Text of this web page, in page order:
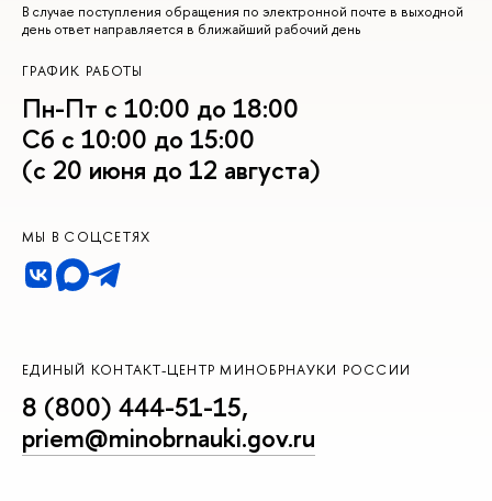
В случае поступления обращения по электронной почте в выходной
день ответ направляется в ближайший рабочий день
ГРАФИК РАБОТЫ
Пн-Пт с 10:00 до 18:00
Сб с 10:00 до 15:00
(с 20 июня до 12 августа)
МЫ В СОЦСЕТЯХ
ЕДИНЫЙ КОНТАКТ-ЦЕНТР МИНОБРНАУКИ РОССИИ
8 (800) 444-51-15,
priem@minobrnauki.gov.ru